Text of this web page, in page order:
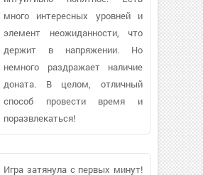
много интересных уровней и
элемент неожиданности, что
держит в напряжении. Но
немного раздражает наличие
доната. В целом, отличный
способ провести время и
поразвлекаться!
Игра затянула с первых минут!